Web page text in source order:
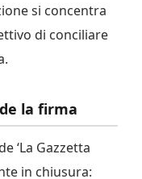
si concentra
di conciliare
la firma
‘La Gazzetta
in chiusura: